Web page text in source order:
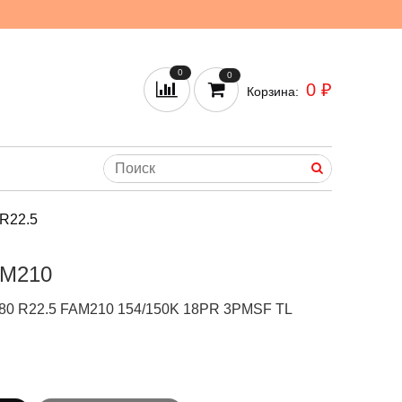
0 0
Корзина: 0 ₽
R22.5 FAM210 154/150K 18PR 3PMSF TL